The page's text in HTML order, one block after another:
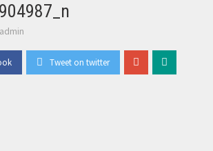
admin
Tweet on twitter